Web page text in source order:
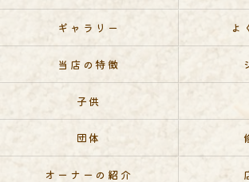
ギャラリー よ
当店の特徴
子供
団体
オーナーの紹介